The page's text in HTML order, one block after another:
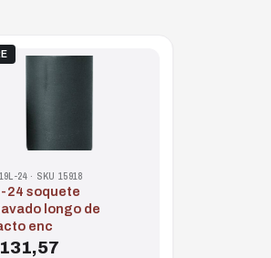
24 · SKU 15918
longo de
enc
131,57